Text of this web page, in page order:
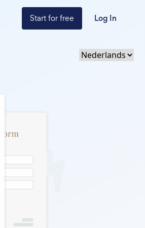
Start for free Log In